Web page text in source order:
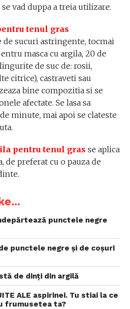
vad duppa a treia utilizare.
tenul gras
de sucuri astringente, tocmai
masca cu argila, 20 de
de suc de: rosii,
citrice), castraveti sau
bine compozitia si se
afectate. Se lasa sa
minute, mai apoi se clateste
pentru tenul gras se aplica
de preferat cu o pauza de
punctele negre
punctele negre și de coșuri
de dinți din argilă
ALE aspirinei. Tu stiai la ce
frumusetea ta?